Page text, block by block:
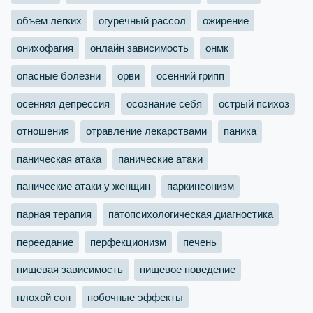
объем легких огуречный рассол ожирение
онихофагия онлайн зависимость онмк
опасные болезни орви осенний грипп
осенняя депрессия осознание себя острый психоз
отношения отравление лекарствами паника
паническая атака панические атаки
панические атаки у женщин паркинсонизм
парная терапия патопсихологическая диагностика
переедание перфекционизм печень
пищевая зависимость пищевое поведение
плохой сон побочные эффекты